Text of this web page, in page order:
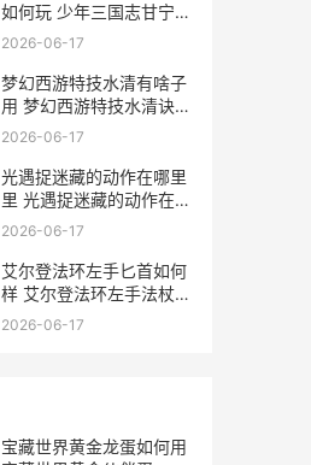
如何玩 少年三国志甘宁阵
容搭配
2026-06-17
梦幻西游特技水清有啥子
用 梦幻西游特技水清诀有
什么用
2026-06-17
光遇捉迷藏的动作在哪里
里 光遇捉迷藏的动作在哪
里
2026-06-17
艾尔登法环左手匕首如何
样 艾尔登法环左手法杖怎
么放技能
2026-06-17
宝藏世界黄金龙蛋如何用